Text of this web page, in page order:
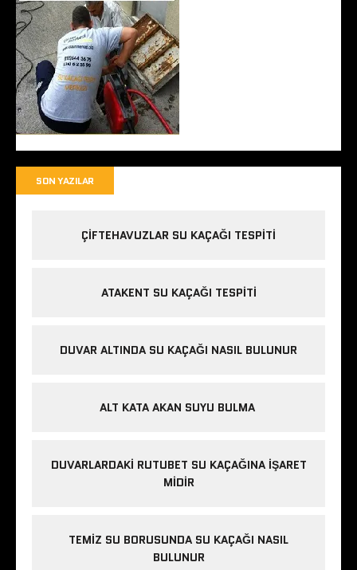
SON YAZILAR
ÇIFTEHAVUZLAR SU KAÇAĞI TESPITI
ATAKENT SU KAÇAĞI TESPITI
DUVAR ALTINDA SU KAÇAĞI NASIL BULUNUR
ALT KATA AKAN SUYU BULMA
DUVARLARDAKI RUTUBET SU KAÇAĞINA İŞARET
MIDIR
TEMIZ SU BORUSUNDA SU KAÇAĞI NASIL
BULUNUR